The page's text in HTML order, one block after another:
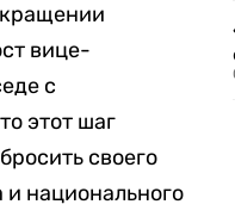
вице-
с
этот шаг
своего
и национального